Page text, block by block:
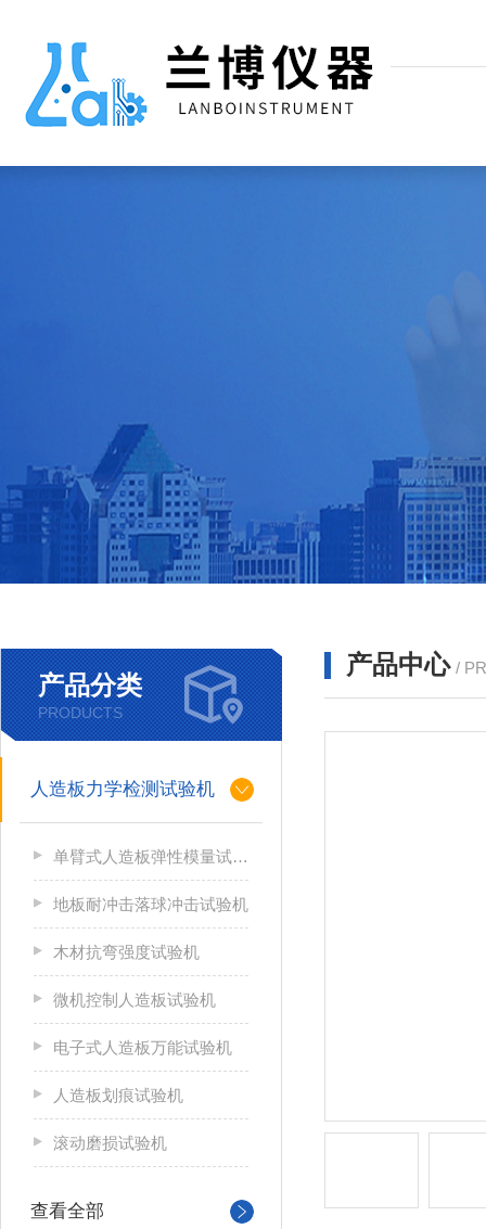
产品分类
PRODUCTS
人造板力学检测试验机
单臂式人造板弹性模量试验机
地板耐冲击落球冲击试验机
木材抗弯强度试验机
微机控制人造板试验机
电子式人造板万能试验机
人造板划痕试验机
滚动磨损试验机
查看全部
产品中心 /